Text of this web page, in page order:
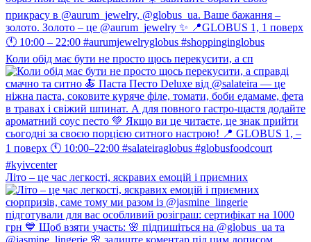
Коли обід має бути не просто щось перекусити, а сп
Літо – це час легкості, яскравих емоцій і приємних